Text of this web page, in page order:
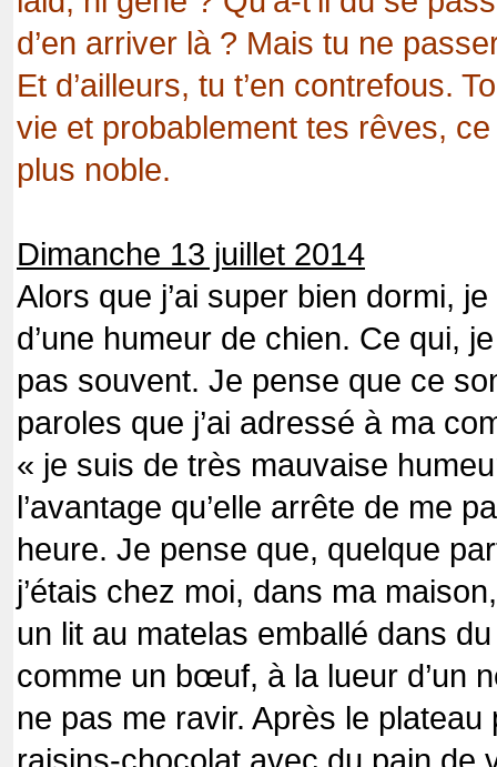
d’en arriver là ? Mais tu ne
Et d’ailleurs, tu t’en contrefous.
vie et probablement tes rêves,
plus noble.
Dimanche 13 juillet 2014
Alors que j’ai super bien dormi,
d’une humeur de chien. Ce qui,
pas souvent. Je pense que ce
paroles que j’ai adressé à ma
« je suis de très mauvaise
l’avantage qu’elle arrête de me
heure. Je pense que, quelque
j’étais chez moi, dans ma
un lit au matelas emballé dans
comme un bœuf, à la lueur d’un
ne pas me ravir. Après le